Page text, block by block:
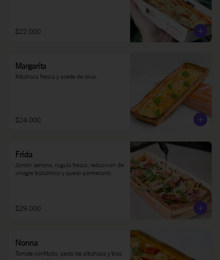
$22.000
Margarita
Albahaca fresca y aceite de oliva.
$24.000
Frida
Jamón serrano, rúgula fresca, reducción de
vinagre balsámico y queso parmesano.
$29.000
Nonna
Tomate confitado, pesto de albahaca y tiras